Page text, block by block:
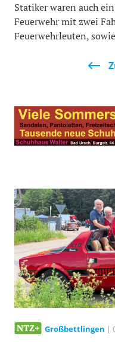
Statiker waren auch
Feuerwehr mit zwei
Feuerwehrleuten,
Großbettlingen |